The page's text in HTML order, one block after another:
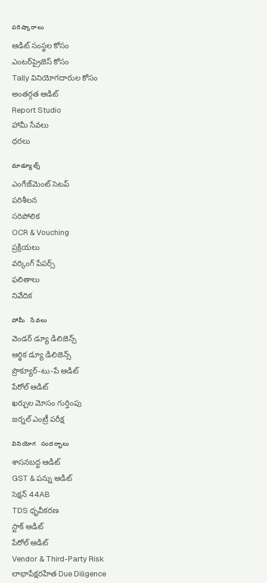
పరిష్కారాలు
ఆడిట్ సంస్థల కోసం
ఎంటర్‌ప్రైజెస్ కోసం
Tally వినియోగదారుల కోసం
అంతర్గత ఆడిట్
Report Studio
హామీ సేవలు
ధరలు
మాడ్యూల్స్
ఎంగేజ్‌మెంట్ సెటప్
పరిశీలన
సరిపోలిక
OCR & Vouching
ప్రక్రియలు
వర్కింగ్ పేపర్స్
ఫలితాలు
నివేదిక
హామీ సేవలు
వెండర్ డ్యూ డిలిజెన్స్
ఆర్థిక డ్యూ డిలిజెన్స్
ప్రొక్యూర్-టు-పే ఆడిట్
పేరోల్ ఆడిట్
ఖర్చుల మోసం గుర్తింపు
జర్నల్ ఎంట్రీ పరీక్ష
వినియోగ సందర్భాలు
శాసనబద్ధ ఆడిట్
GST & పన్ను ఆడిట్
సెక్షన్ 44AB
TDS ధృవీకరణ
స్టాక్ ఆడిట్
పేరోల్ ఆడిట్
Vendor & Third-Party Risk
లాభాపేక్షరహిత Due Diligence